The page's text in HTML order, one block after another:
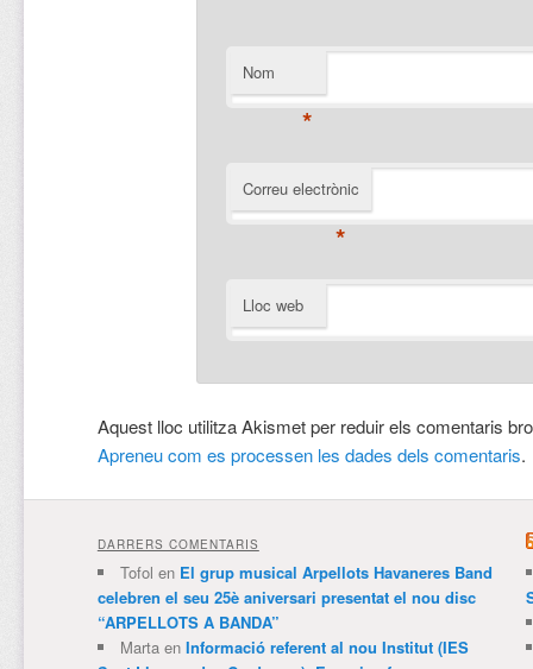
Nom
*
Correu electrònic
*
Lloc web
Aquest lloc utilitza Akismet per reduir els comentaris
Apreneu com es processen les dades dels comentaris.
DARRERS COMENTARIS
Tofol en El grup musical Arpellots Havaneres Band
celebren el seu 25è aniversari presentat el nou disc
“ARPELLOTS A BANDA”
Martaen Informació referent al nou Institut (IES